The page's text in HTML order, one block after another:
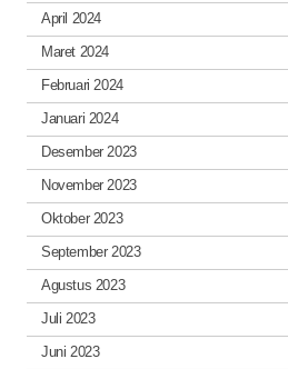
April 2024
Maret 2024
Februari 2024
Januari 2024
Desember 2023
November 2023
Oktober 2023
September 2023
Agustus 2023
Juli 2023
Juni 2023